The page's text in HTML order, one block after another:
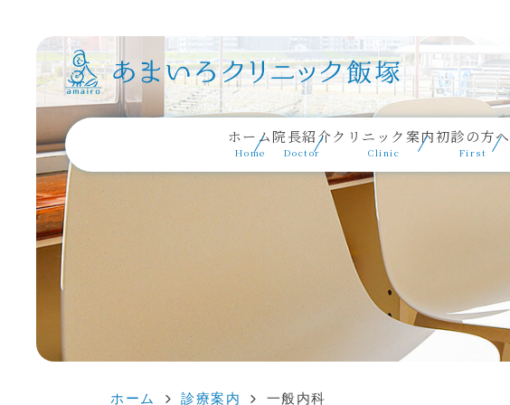
ホーム
Home
院長紹介
Doctor
クリニック案内
Clinic
初診の方へ
First
ホーム 診療案内 一般内科